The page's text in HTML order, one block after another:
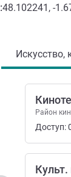
:48.102241, -
Искусство,
Район
Доступ: